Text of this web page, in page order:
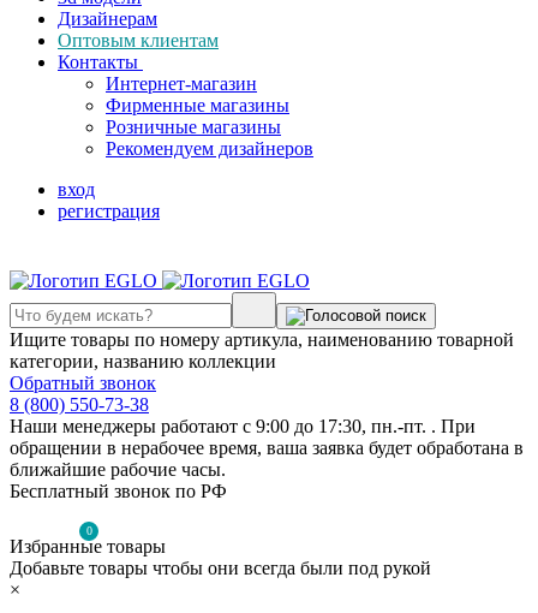
Дизайнерам
Оптовым клиентам
Контакты
Интернет-магазин
Фирменные магазины
Розничные магазины
Рекомендуем дизайнеров
вход
регистрация
Ищите товары по номеру артикула, наименованию товарной
категории, названию коллекции
Обратный звонок
8 (800) 550-73-38
Наши менеджеры работают с 9:00 до 17:30, пн.-пт. . При
обращении в нерабочее время, ваша заявка будет обработана в
ближайшие рабочие часы.
Бесплатный звонок по РФ
0
Избранные товары
Добавьте товары чтобы они всегда были под рукой
×